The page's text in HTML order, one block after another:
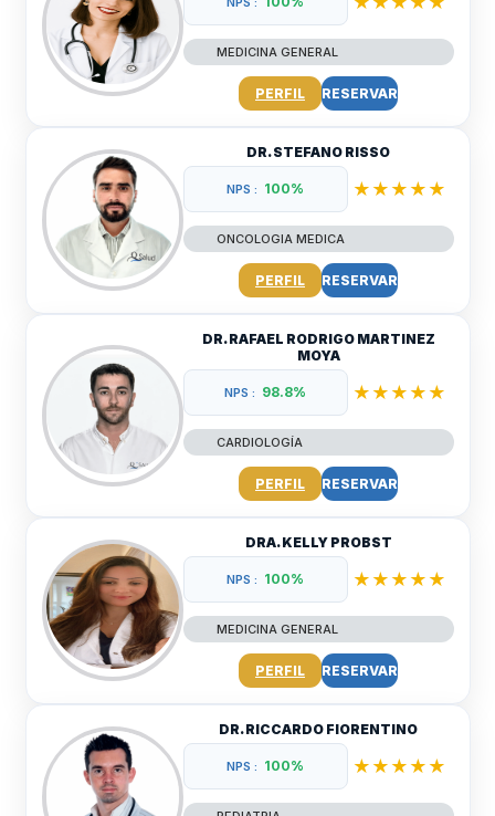
MEDICINA GENERAL
PERFIL RESERVAR
DR. STEFANO RISSO
NPS : 100% ★★★★★
ONCOLOGIA MEDICA
PERFIL RESERVAR
DR. RAFAEL RODRIGO MARTINEZ
MOYA
NPS : 98.8% ★★★★★
CARDIOLOGÍA
PERFIL RESERVAR
DRA. KELLY PROBST
NPS : 100% ★★★★★
MEDICINA GENERAL
PERFIL RESERVAR
DR. RICCARDO FIORENTINO
NPS : 100% ★★★★★